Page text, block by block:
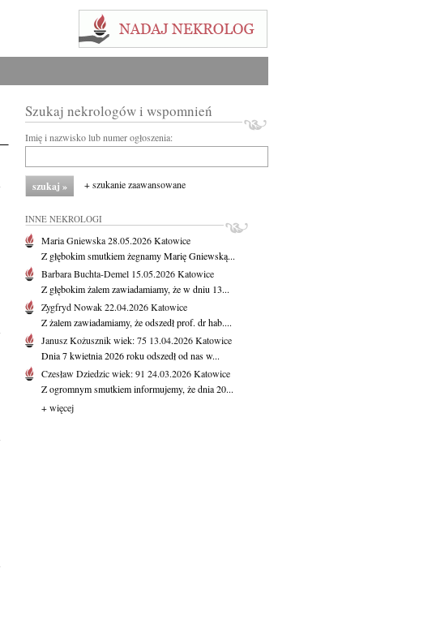
Szukaj nekrologów i wspomnień
Imię i nazwisko lub numer ogłoszenia:
+ szukanie zaawansowane
INNE NEKROLOGI
Maria Gniewska28.05.2026Katowice
Z głębokim smutkiem żegnamy Marię Gniewską...
Barbara Buchta-Demel 15.05.2026Katowice
Z głębokim żalem zawiadamiamy, że w dniu 13...
Zygfryd Nowak22.04.2026Katowice
Z żalem zawiadamiamy, że odszedł prof. dr hab....
Janusz Kożusznikwiek: 75 13.04.2026Katowice
Dnia 7 kwietnia 2026 roku odszedł od nas w...
Czesław Dziedzicwiek: 91 24.03.2026Katowice
Z ogromnym smutkiem informujemy, że dnia 20...
+ więcej